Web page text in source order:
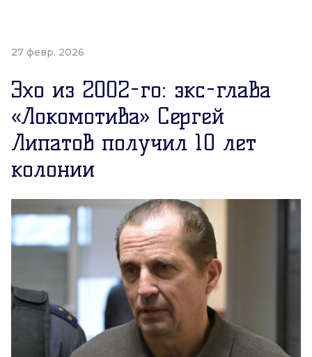
27 февр. 2026
Эхо из 2002-го: экс-глава
«Локомотива» Сергей
Липатов получил 10 лет
колонии